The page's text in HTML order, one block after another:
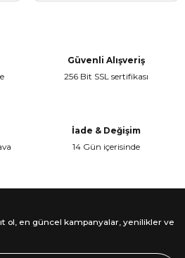
Güvenli Alışveriş
256 Bit SSL sertifikası
İade & Değişim
14 Gün içerisinde
ol, en güncel kampanyalar, yenilikler ve